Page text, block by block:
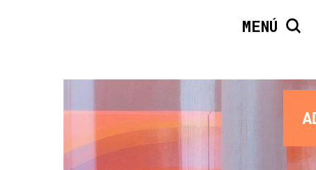
MENÚ